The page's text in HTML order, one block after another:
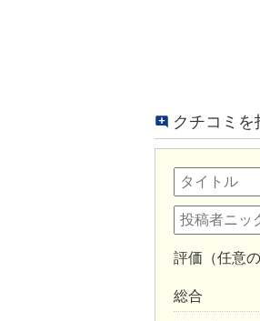
クチコミを
評価（任意
総合